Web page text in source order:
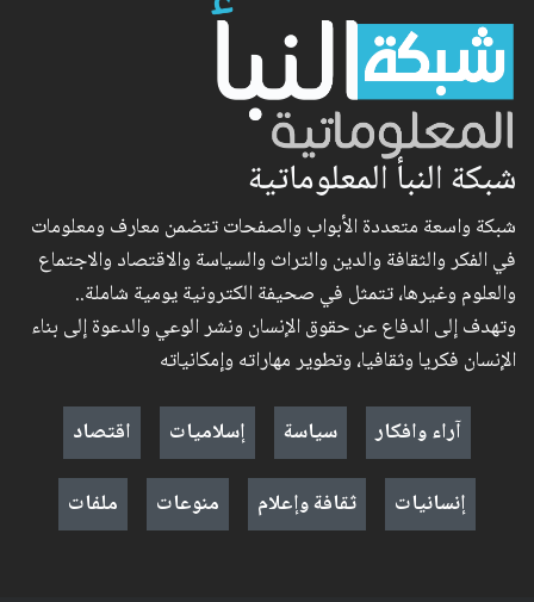
شبكة النبأ المعلوماتية
شبكة واسعة متعددة الأبواب والصفحات تتضمن معارف ومعلومات
في الفكر والثقافة والدين والتراث والسياسة والاقتصاد والاجتماع
والعلوم وغيرها، تتمثل في صحيفة الكترونية يومية شاملة..
وتهدف إلى الدفاع عن حقوق الإنسان ونشر الوعي والدعوة إلى بناء
الإنسان فكريا وثقافيا، وتطوير مهاراته وإمكانياته
آراء وافكار
سياسة إسلاميات
اقتصاد
إنسانيات
ثقافة وإعلام منوعات ملفات